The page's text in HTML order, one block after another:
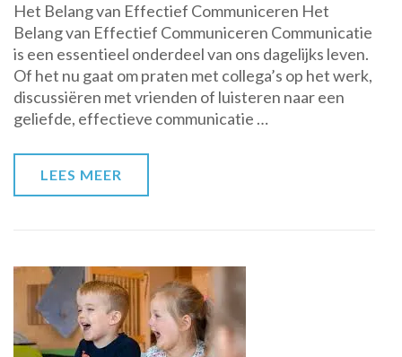
Kunst
van
Effectief
Communiceren:
Bouwen
aan
Het Belang van Effectief Communiceren Het
Belang van Effectief Communiceren Communicatie
is een essentieel onderdeel van ons dagelijks leven.
Of het nu gaat om praten met collega’s op het werk,
discussiëren met vrienden of luisteren naar een
geliefde, effectieve communicatie …
LEES MEER